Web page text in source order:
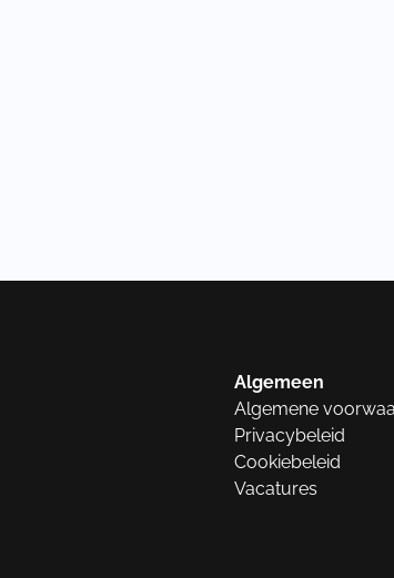
Algemeen
Algemene
Privacybeleid
Cookiebeleid
Vacatures